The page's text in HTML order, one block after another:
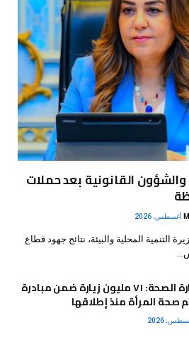
والشؤون القانونية بعد حملات
التنمية المحلية والبيئة، نتائج جهود قطاع
وزارة الصحة: ٧١ مليون زيارة ضمن مبادرة
صحة المرأة منذ إطلاقها